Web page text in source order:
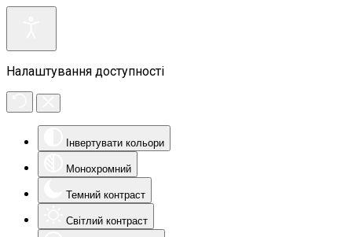
Налаштування доступності
Інвертувати кольори
Монохромний
Темний контраст
Світлий контраст